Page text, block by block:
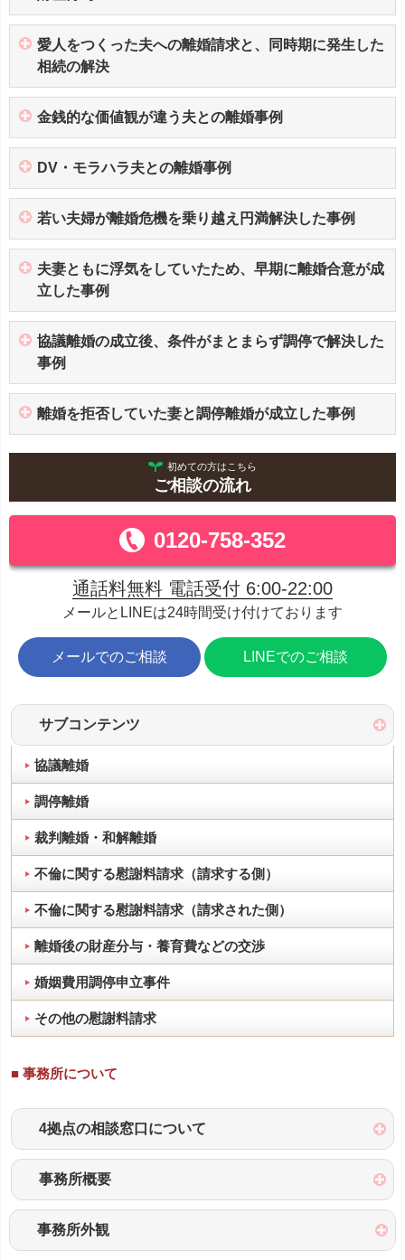
愛人をつくった夫への離婚請求と、同時期に発生した
相続の解決
金銭的な価値観が違う夫との離婚事例
DV・モラハラ夫との離婚事例
若い夫婦が離婚危機を乗り越え円満解決した事例
夫妻ともに浮気をしていたため、早期に離婚合意が成
立した事例
協議離婚の成立後、条件がまとまらず調停で解決した
事例
離婚を拒否していた妻と調停離婚が成立した事例
初めての方はこちら
ご相談の流れ
0120-758-352
通話料無料 電話受付 6:00-22:00
メールとLINEは24時間受け付けております
メールでのご相談 LINEでのご相談
サブコンテンツ
協議離婚
調停離婚
裁判離婚・和解離婚
不倫に関する慰謝料請求（請求する側）
不倫に関する慰謝料請求（請求された側）
離婚後の財産分与・養育費などの交渉
婚姻費用調停申立事件
その他の慰謝料請求
■ 事務所について
4拠点の相談窓口について
事務所概要
事務所外観